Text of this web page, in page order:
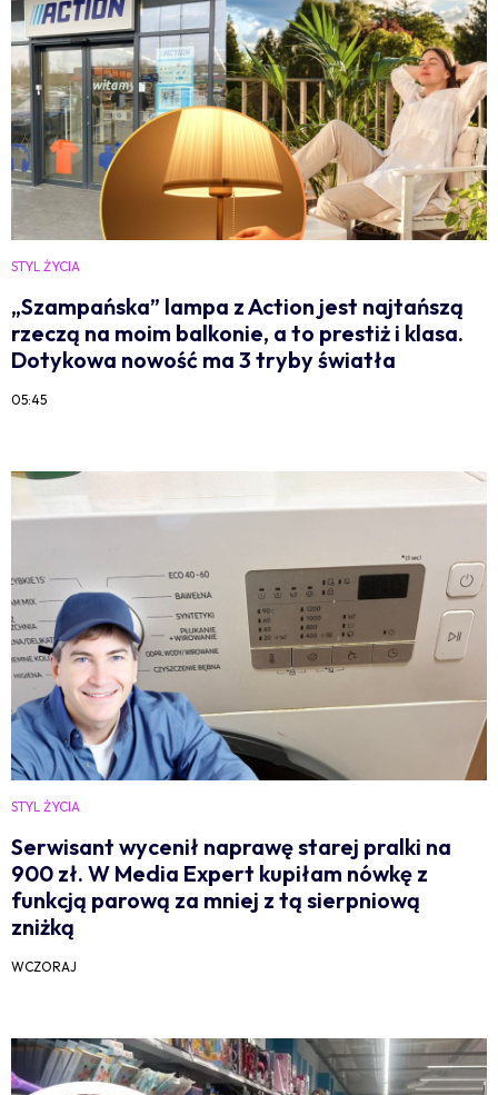
STYL ŻYCIA
„Szampańska” lampa z Action jest najtańszą
rzeczą na moim balkonie, a to prestiż i klasa.
Dotykowa nowość ma 3 tryby światła
05:45
STYL ŻYCIA
Serwisant wycenił naprawę starej pralki na
900 zł. W Media Expert kupiłam nówkę z
funkcją parową za mniej z tą sierpniową
zniżką
WCZORAJ